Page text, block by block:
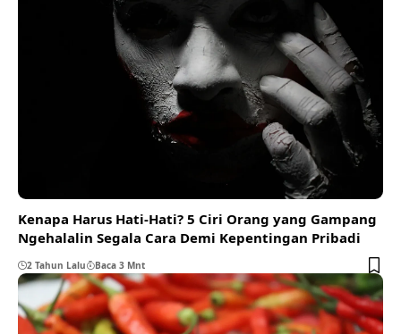
Kenapa Harus Hati-Hati? 5 Ciri Orang yang Gampang
Ngehalalin Segala Cara Demi Kepentingan Pribadi
2 Tahun Lalu Baca 3 Mnt